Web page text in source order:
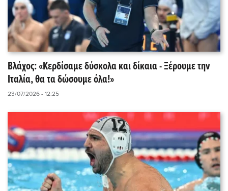
Βλάχος: «Κερδίσαμε δύσκολα και δίκαια - Ξέρουμε την
Ιταλία, θα τα δώσουμε όλα!»
23/07/2026 - 12:25